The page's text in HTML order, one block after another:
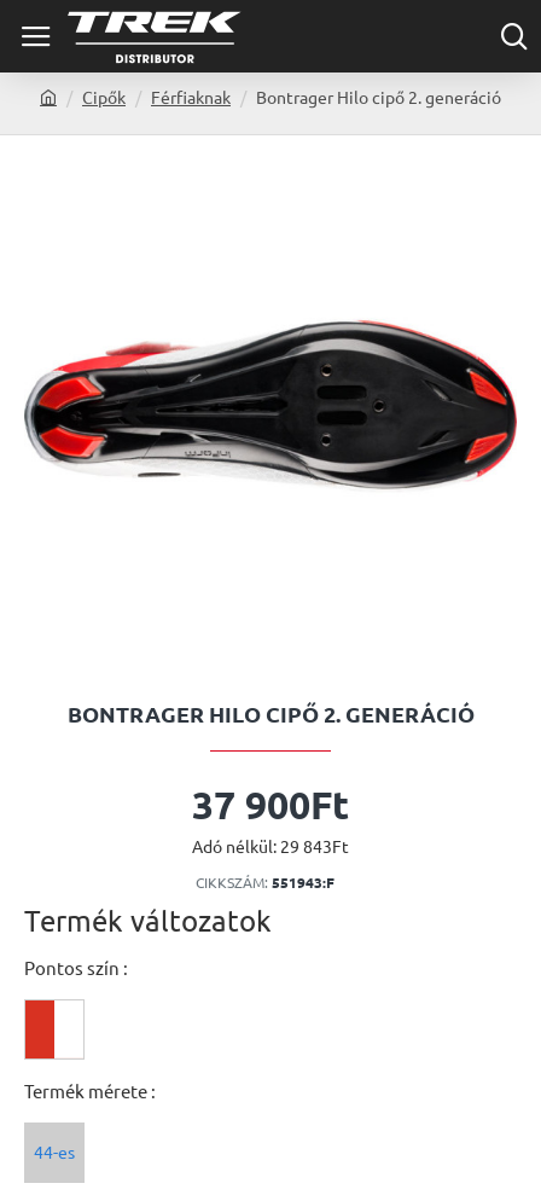
o
Cipők Férfiaknak Bontrager Hilo cipő 2. generáció
BONTRAGER HILO CIPŐ 2. GENERÁCIÓ
37 900Ft
Adó nélkül: 29 843Ft
CIKKSZÁM: 551943:F
Termék változatok
Pontos szín :
Termék mérete :
44-es